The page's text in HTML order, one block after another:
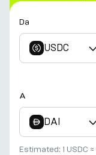
Da
USDC
A
DAI
Estimated: 1 USDC ≈